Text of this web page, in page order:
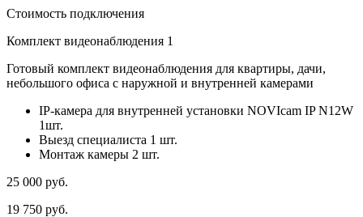
Стоимость подключения
Комплект видеонаблюдения 1
Готовый комплект видеонаблюдения для квартиры, дачи,
небольшого офиса с наружной и внутренней камерами
IP-камера для внутренней установки NOVIcam IP N12W
1шт.
Выезд специалиста 1 шт.
Монтаж камеры 2 шт.
25 000 руб.
19 750 руб.